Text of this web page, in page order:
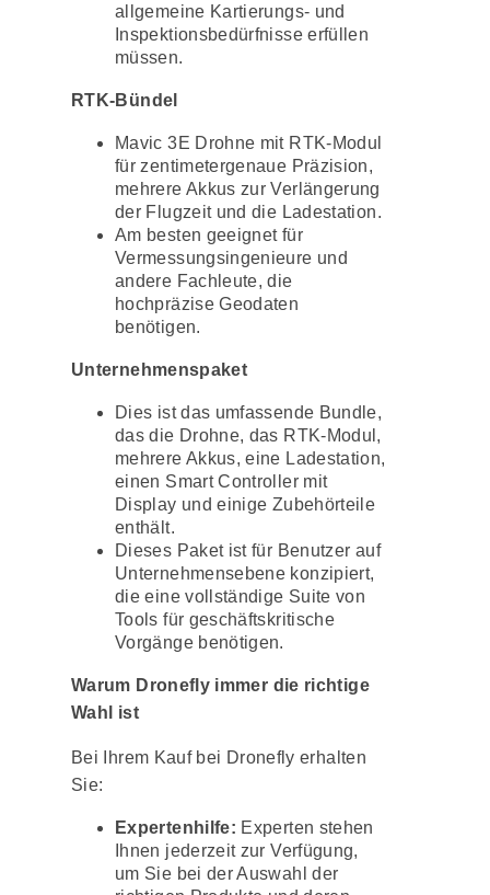
allgemeine Kartierungs- und
Inspektionsbedürfnisse erfüllen
müssen.
RTK-Bündel
Mavic 3E Drohne mit RTK-Modul
für zentimetergenaue Präzision,
mehrere Akkus zur Verlängerung
der Flugzeit und die Ladestation.
Am besten geeignet für
Vermessungsingenieure und
andere Fachleute, die
hochpräzise Geodaten
benötigen.
Unternehmenspaket
Dies ist das umfassende Bundle,
das die Drohne, das RTK-Modul,
mehrere Akkus, eine Ladestation,
einen Smart Controller mit
Display und einige Zubehörteile
enthält.
Dieses Paket ist für Benutzer auf
Unternehmensebene konzipiert,
die eine vollständige Suite von
Tools für geschäftskritische
Vorgänge benötigen.
Warum Dronefly immer die richtige
Wahl ist
Bei Ihrem Kauf bei Dronefly erhalten
Sie:
Expertenhilfe: Experten stehen
Ihnen jederzeit zur Verfügung,
um Sie bei der Auswahl der